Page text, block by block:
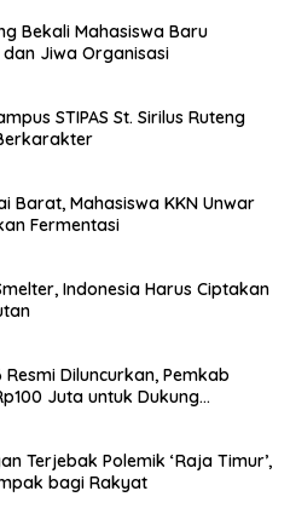
Bekali Mahasiswa Baru
Jiwa Organisasi
STIPAS St. Sirilus Ruteng
Barat, Mahasiswa KKN Unwar
Fermentasi
Indonesia Harus Ciptakan
Diluncurkan, Pemkab
Juta untuk Dukung
Terjebak Polemik ‘Raja Timur’,
bagi Rakyat